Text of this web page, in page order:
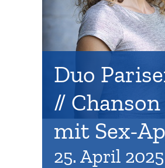
Duo
//
mit Sex-
25. April